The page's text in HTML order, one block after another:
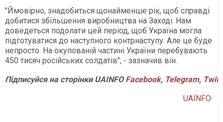
"Ймовірно, знадобиться щонайменше рік, щоб справді
добитися збільшення виробництва на Заході. Нам
доведеться подолати цей період, щоб Україна могла
підготуватися до наступного контрнаступу. Але це буде
непросто. На окупованій частині України перебувають
450 тисяч російських солдатів", - зазначив він.
Підписуйся на сторінки UAINFO Facebook, Telegram,
UAINFO